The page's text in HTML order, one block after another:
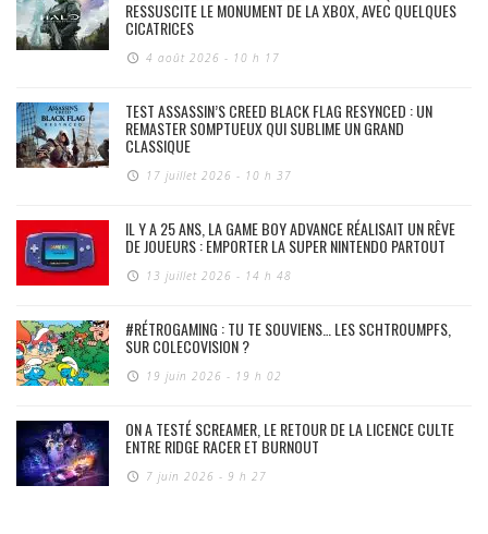
RESSUSCITE LE MONUMENT DE LA XBOX, AVEC QUELQUES
CICATRICES
4 août 2026 - 10 h 17
TEST ASSASSIN’S CREED BLACK FLAG RESYNCED : UN
REMASTER SOMPTUEUX QUI SUBLIME UN GRAND
CLASSIQUE
17 juillet 2026 - 10 h 37
IL Y A 25 ANS, LA GAME BOY ADVANCE RÉALISAIT UN RÊVE
DE JOUEURS : EMPORTER LA SUPER NINTENDO PARTOUT
13 juillet 2026 - 14 h 48
#RÉTROGAMING : TU TE SOUVIENS… LES SCHTROUMPFS,
SUR COLECOVISION ?
19 juin 2026 - 19 h 02
ON A TESTÉ SCREAMER, LE RETOUR DE LA LICENCE CULTE
ENTRE RIDGE RACER ET BURNOUT
7 juin 2026 - 9 h 27